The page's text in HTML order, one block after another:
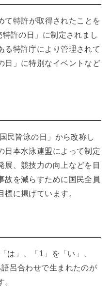
て特許が取得されたことを
許の日」に制定されまし
る特許庁により管理されて
日」に特別なイベントなど
民皆泳の日」から改称し
日本水泳連盟によって制定
展、競技力の向上などを目
故を減らすために国民全員
に掲げています。
は」、「1」を「い」、
語呂合わせで生まれたのが